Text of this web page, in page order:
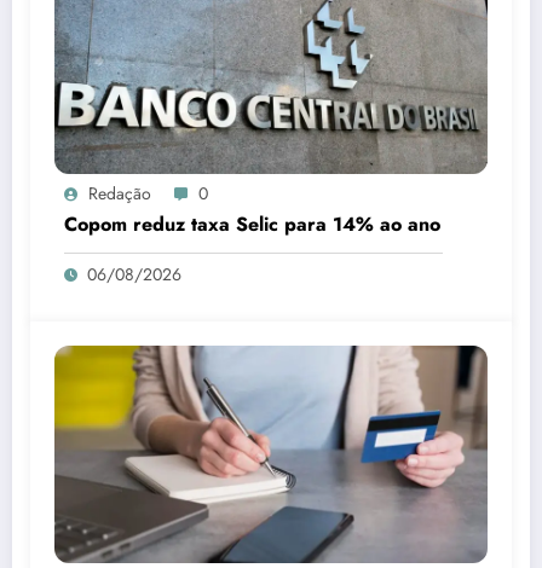
Redação 0
Copom reduz taxa Selic para 14% ao ano
06/08/2026